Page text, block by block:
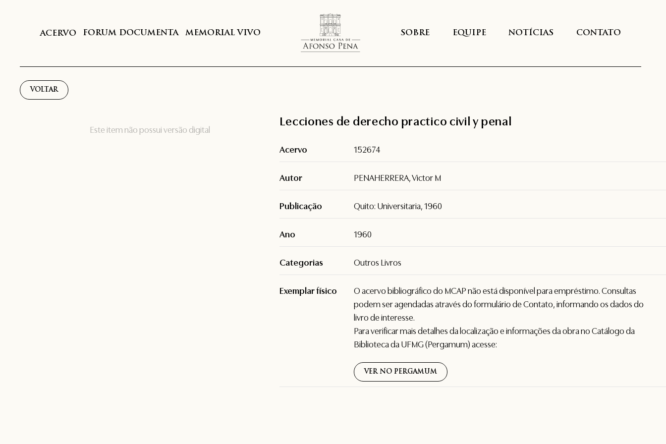
ACERVO FORUM DOCUMENTA MEMORIAL VIVO SOBRE EQUIPE NOTÍCIAS CONTATO
VOLTAR
Este item não possui versão digital
Lecciones de derecho practico civil y penal
Acervo 152674
Autor PENAHERRERA, Victor M
Publicação Quito: Universitaria, 1960
Ano 1960
Categorias Outros Livros
Exemplar físico
O acervo bibliográfico do MCAP não está disponível para empréstimo. Consultas
podem ser agendadas através do formulário deContato, informando os dados do
livro de interesse.
Para verificar mais detalhes da localização e informações da obra no Catálogo da
Biblioteca da UFMG (Pergamum) acesse:
VER NO PERGAMUM